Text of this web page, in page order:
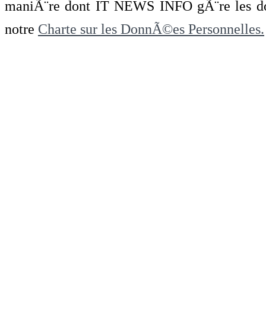
maniÃ¨re dont IT NEWS INFO gÃ¨re les
notre Charte sur les DonnÃ©es Personnelles.